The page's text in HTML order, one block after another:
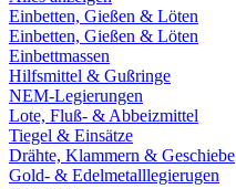
Einbetten, Gießen & Löten
Einbetten, Gießen & Löten
Einbettmassen
Hilfsmittel & Gußringe
NEM-Legierungen
Lote, Fluß- & Abbeizmittel
Tiegel & Einsätze
Drähte, Klammern & Geschiebe
Gold- & Edelmetalllegierugen